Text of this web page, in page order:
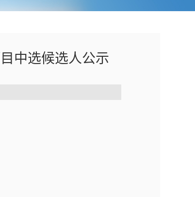
中选候选人公示